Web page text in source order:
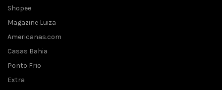
Shopee
Magazine Luiza
Americanas.com
Casas Bahia
Ponto Frio
Extra